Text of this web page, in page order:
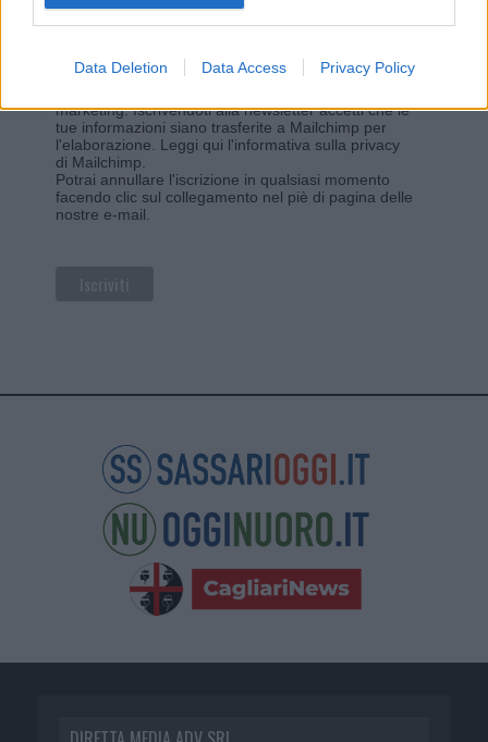
Data Deletion Data Access Privacy Policy
Privacy
marketing. Iscrivendoti alla newsletter accetti che le
tue informazioni siano trasferite a Mailchimp per
l'elaborazione. Leggi qui l'informativa sulla privacy
di Mailchimp
Potrai annullare l'iscrizione in qualsiasi momento
facendo clic sul collegamento nel piè di pagina delle
nostre e-mail.